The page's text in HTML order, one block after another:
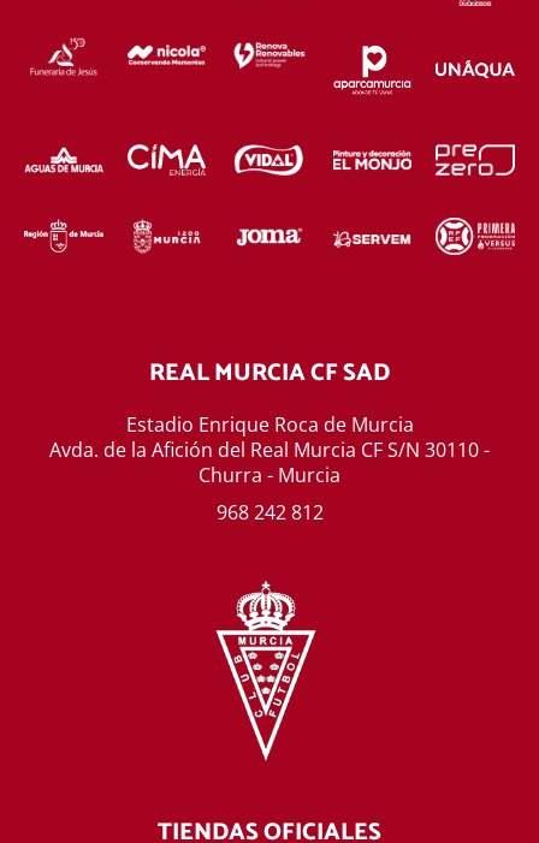
REAL MURCIA CF SAD
Estadio Enrique Roca de Murcia
Avda. de la Afición del Real Murcia CF S/N 30110 -
Churra - Murcia
968 242 812
TIENDAS OFICIALES